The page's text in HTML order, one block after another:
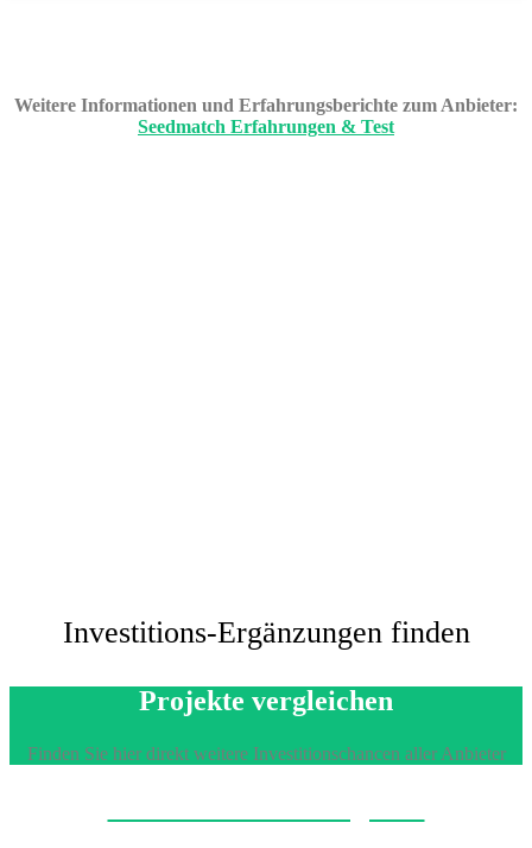
Weitere Informationen und Erfahrungsberichte zum Anbieter:
Seedmatch Erfahrungen & Test
Investitions-Ergänzungen finden
Projekte vergleichen
Finden Sie hier direkt weitere Investitionschancen aller Anbieter